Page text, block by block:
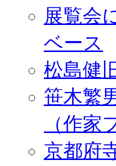
展覧会
ベース
松島健
笹木繁
（作家
京都府